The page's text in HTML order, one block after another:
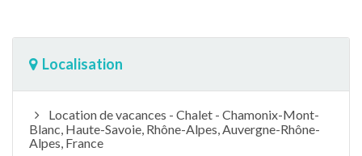
Localisation
Location de vacances - Chalet - Chamonix-Mont-
Blanc, Haute-Savoie, Rhône-Alpes, Auvergne-Rhône-
Alpes, France